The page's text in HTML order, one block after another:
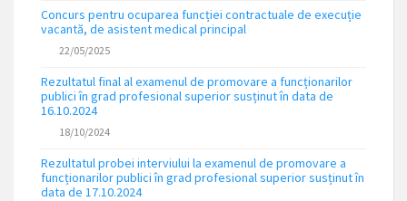
Concurs pentru ocuparea funcției contractuale de execuție
vacantă, de asistent medical principal
22/05/2025
Rezultatul final al examenul de promovare a funcționarilor
publici în grad profesional superior susținut în data de
16.10.2024
18/10/2024
Rezultatul probei interviului la examenul de promovare a
funcționarilor publici în grad profesional superior susținut în
data de 17.10.2024